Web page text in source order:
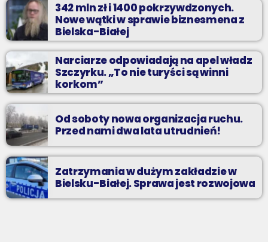
342 mln zł i 1400 pokrzywdzonych.
Nowe wątki w sprawie biznesmena z
Bielska-Białej
Narciarze odpowiadają na apel władz
Szczyrku. „To nie turyści są winni
korkom”
Od soboty nowa organizacja ruchu.
Przed nami dwa lata utrudnień!
Zatrzymania w dużym zakładzie w
Bielsku-Białej. Sprawa jest rozwojowa